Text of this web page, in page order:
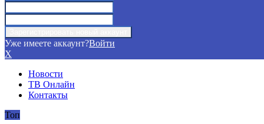
Уже имеете аккаунт?Войти
X
Новости
ТВ Онлайн
Контакты
Топ